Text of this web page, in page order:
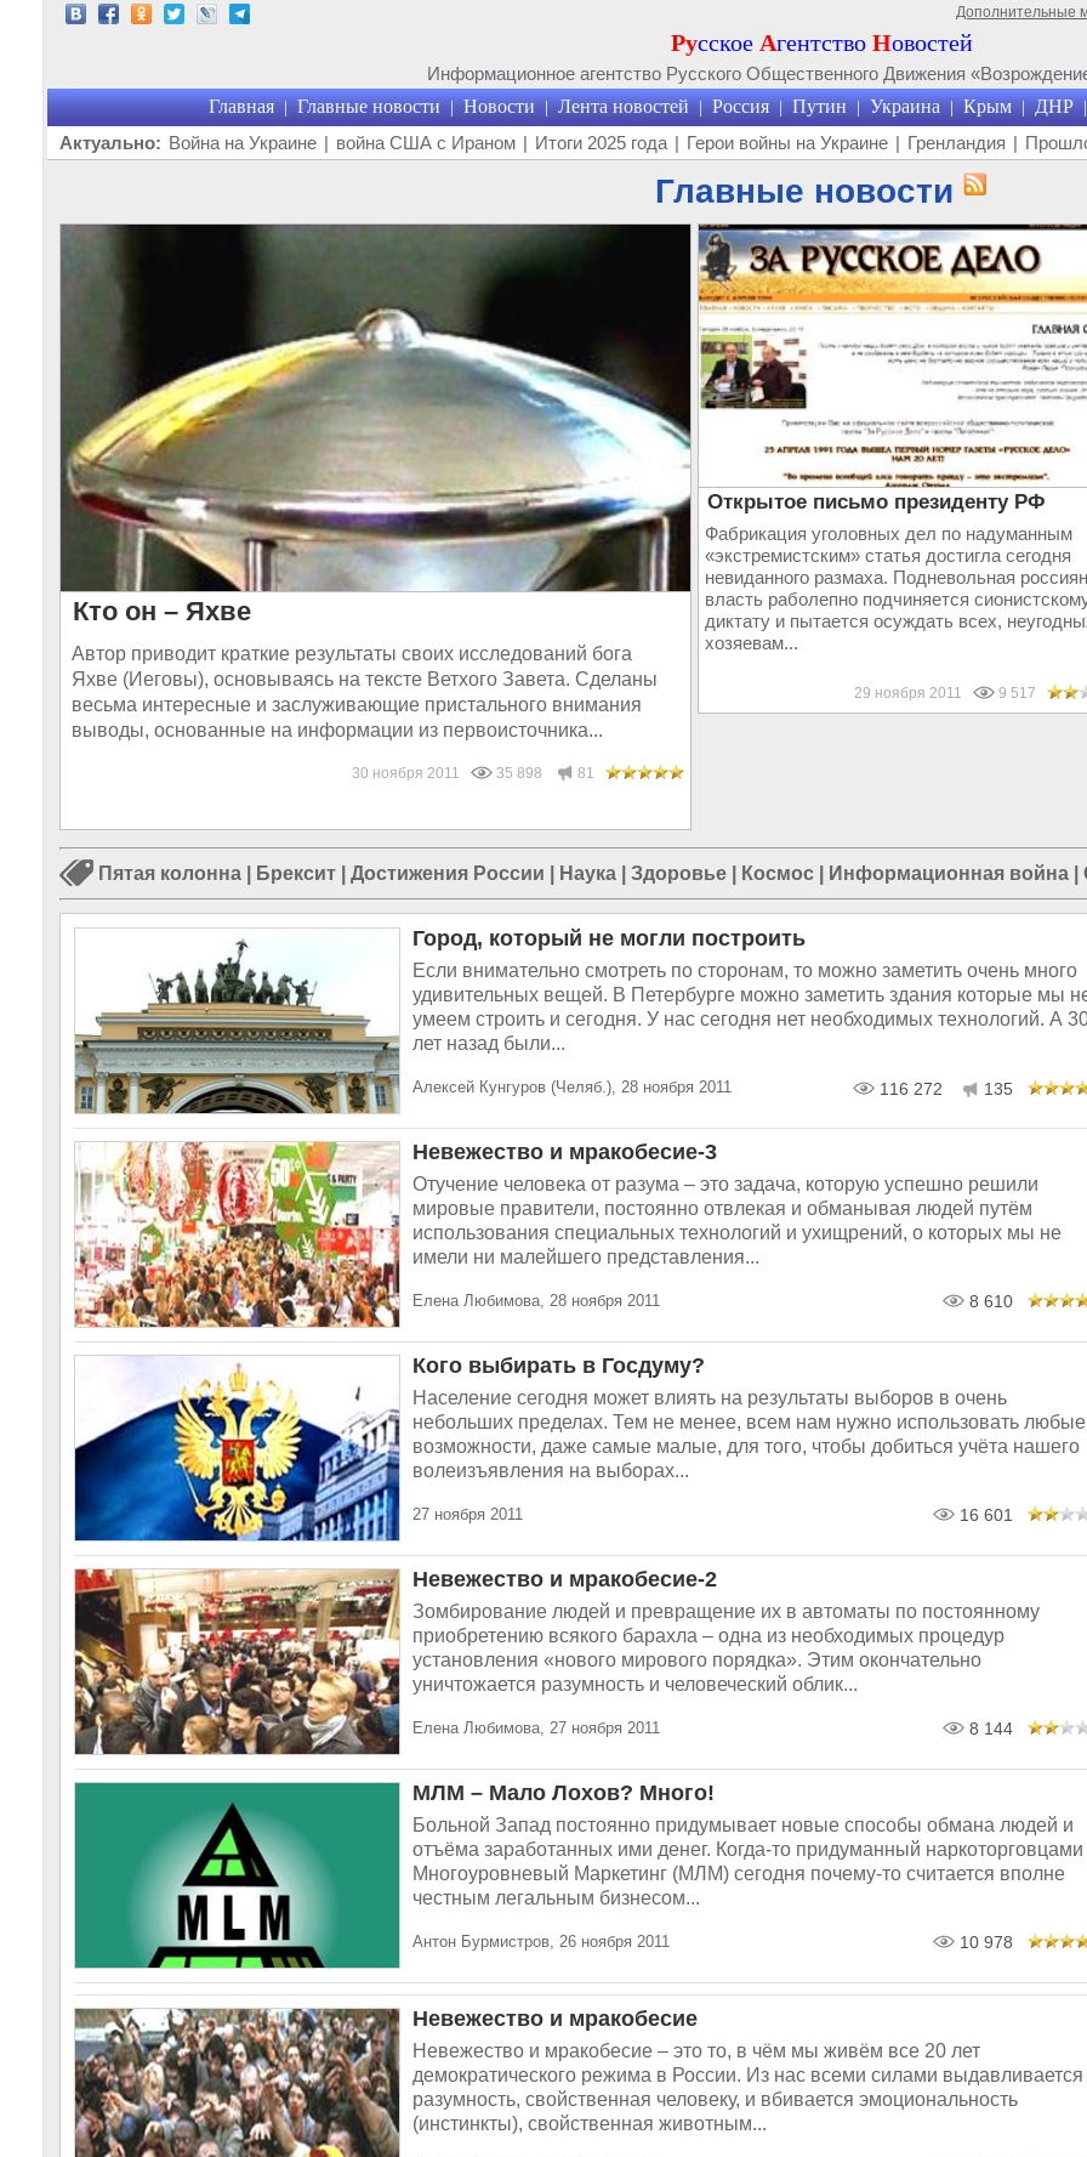
Дополнительные
Русское Агентство Новостей
Информационное агентство Русского Общественного Движения
Главная | Главные новости | Новости | Лента новостей | Россия | Путин | Украина | Крым | ДНР |
Актуально: Война на Украине | война США с Ираном | Итоги 2025 года | Герои войны на Украине | Гренландия |
Главные новости
Кто он – Яхве
Автор приводит краткие результаты своих исследований бога
Яхве (Иеговы), основываясь на тексте Ветхого Завета. Сделаны
весьма интересные и заслуживающие пристального внимания
выводы, основанные на информации из первоисточника...
30 ноября 2011 35 898 81
Открытое письмо президенту РФ
Фабрикация уголовных дел по надуманным
«экстремистским» статья достигла сегодня
невиданного размаха. Подневольная
власть раболепно подчиняется
диктату и пытается осуждать всех,
хозяевам...
29 ноября 2011 9 517
Пятая колонна Брексит Достижения России Наука Здоровье Космос Информационная война
Город, который не могли построить
Если внимательно смотреть по сторонам, то можно заметить очень много
удивительных вещей. В Петербурге можно заметить здания которые мы
умеем строить и сегодня. У нас сегодня нет необходимых технологий. А
лет назад были...
Алексей Кунгуров (Челяб.), 28 ноября 2011 116 272 135
Невежество и мракобесие-3
Отучение человека от разума – это задача, которую успешно решили
мировые правители, постоянно отвлекая и обманывая людей путём
использования специальных технологий и ухищрений, о которых мы не
имели ни малейшего представления...
Елена Любимова, 28 ноября 2011 8 610
Кого выбирать в Госдуму?
Население сегодня может влиять на результаты выборов в очень
небольших пределах. Тем не менее, всем нам нужно использовать любые
возможности, даже самые малые, для того, чтобы добиться учёта нашего
волеизъявления на выборах...
27 ноября 2011 16 601
Невежество и мракобесие-2
Зомбирование людей и превращение их в автоматы по постоянному
приобретению всякого барахла – одна из необходимых процедур
установления «нового мирового порядка». Этим окончательно
уничтожается разумность и человеческий облик...
Елена Любимова, 27 ноября 2011 8 144
МЛМ – Мало Лохов? Много!
Больной Запад постоянно придумывает новые способы обмана людей и
отъёма заработанных ими денег. Когда-то придуманный наркоторговцами
Многоуровневый Маркетинг (МЛМ) сегодня почему-то считается вполне
честным легальным бизнесом...
Антон Бурмистров, 26 ноября 2011 10 978
Невежество и мракобесие
Невежество и мракобесие – это то, в чём мы живём все 20 лет
демократического режима в России. Из нас всеми силами выдавливается
разумность, свойственная человеку, и вбивается эмоциональность
(инстинкты), свойственная животным...